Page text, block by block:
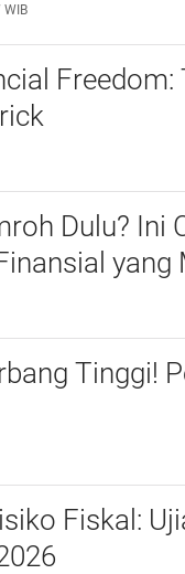
WIB
Freedom:
Dulu? Ini
yang
Tinggi!
Fiskal: